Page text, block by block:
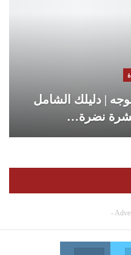
| دليلك الشامل
نضرة…
-